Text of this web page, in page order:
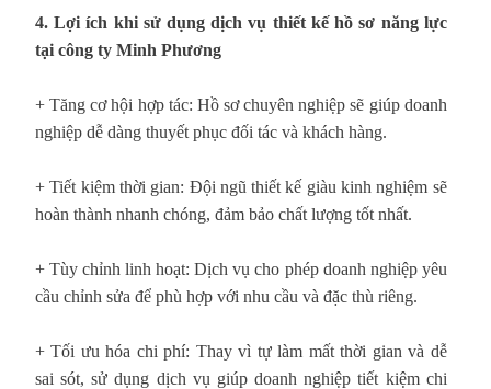
4. Lợi ích khi sử dụng dịch vụ thiết kế hồ sơ năng lực
tại công ty Minh Phương
+ Tăng cơ hội hợp tác: Hồ sơ chuyên nghiệp sẽ giúp doanh
nghiệp dễ dàng thuyết phục đối tác và khách hàng.
+ Tiết kiệm thời gian: Đội ngũ thiết kế giàu kinh nghiệm sẽ
hoàn thành nhanh chóng, đảm bảo chất lượng tốt nhất.
+ Tùy chỉnh linh hoạt: Dịch vụ cho phép doanh nghiệp yêu
cầu chỉnh sửa để phù hợp với nhu cầu và đặc thù riêng.
+ Tối ưu hóa chi phí: Thay vì tự làm mất thời gian và dễ
sai sót, sử dụng dịch vụ giúp doanh nghiệp tiết kiệm chi